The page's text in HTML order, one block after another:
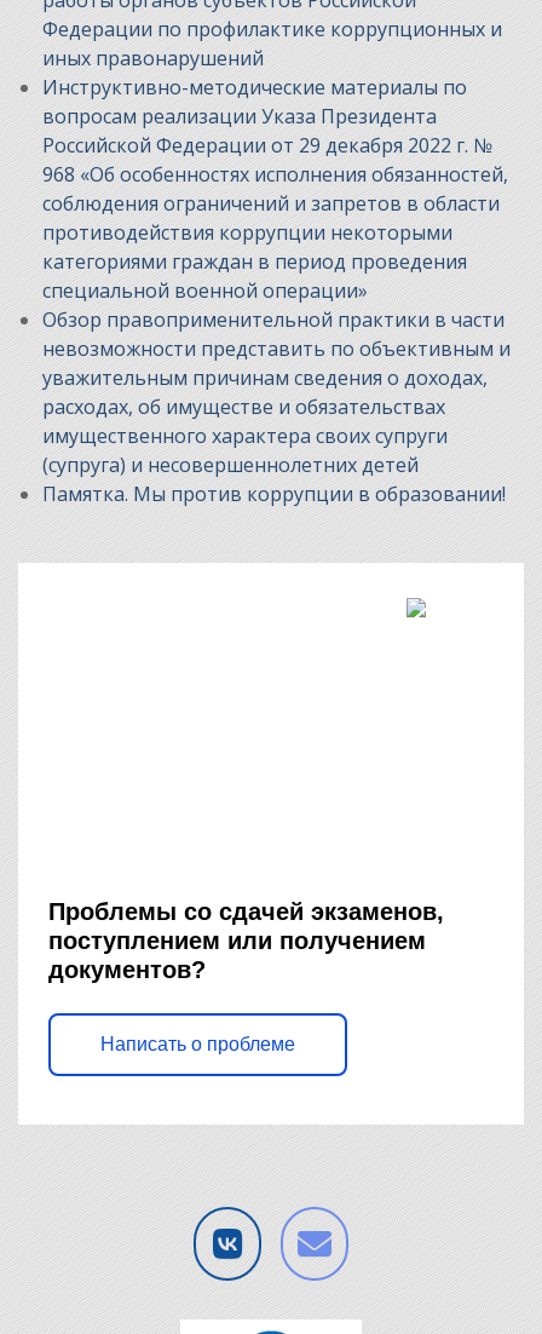
Федерации по профилактике коррупционных и
иных правонарушений
Инструктивно-методические материалы по
вопросам реализации Указа Президента
Российской Федерации от 29 декабря 2022 г. №
968 «Об особенностях исполнения обязанностей,
соблюдения ограничений и запретов в области
противодействия коррупции некоторыми
категориями граждан в период проведения
специальной военной операции»
Обзор правоприменительной практики в части
невозможности представить по объективным и
уважительным причинам сведения о доходах,
расходах, об имуществе и обязательствах
имущественного характера своих супруги
(супруга) и несовершеннолетних детей
Памятка. Мы против коррупции в образовании!
Проблемы со сдачей экзаменов,
поступлением или получением
документов?
Написать о проблеме